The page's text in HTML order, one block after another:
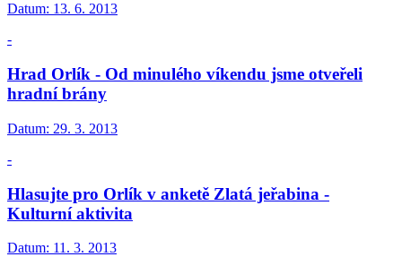
Datum: 13. 6. 2013
-
Hrad Orlík - Od minulého víkendu jsme otveřeli
hradní brány
Datum: 29. 3. 2013
-
Hlasujte pro Orlík v anketě Zlatá jeřabina -
Kulturní aktivita
Datum: 11. 3. 2013